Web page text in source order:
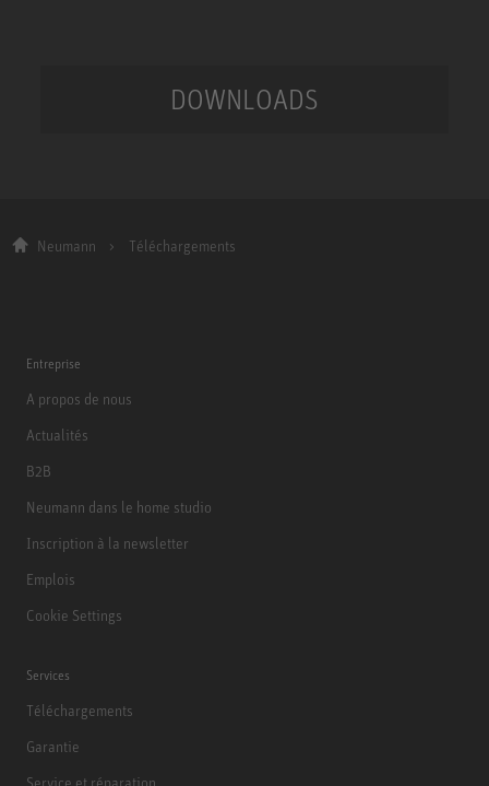
DOWNLOADS
Neumann Téléchargements
Entreprise
A propos de nous
Actualités
B2B
Neumann dans le home studio
Inscription à la newsletter
Emplois
Cookie Settings
Services
Téléchargements
Garantie